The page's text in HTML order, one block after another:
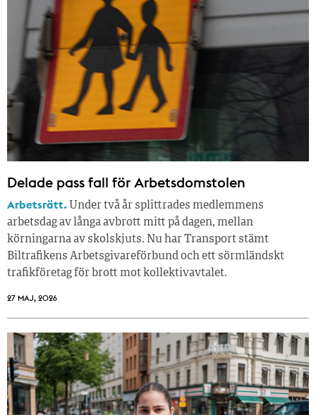
Delade pass fall för Arbetsdomstolen
Arbetsrätt. Under två år splittrades medlemmens
arbetsdag av långa avbrott mitt på dagen, mellan
körningarna av skolskjuts. Nu har Transport stämt
Biltrafikens Arbetsgivareförbund och ett sörmländskt
trafikföretag för brott mot kollektivavtalet.
27 MAJ, 2026